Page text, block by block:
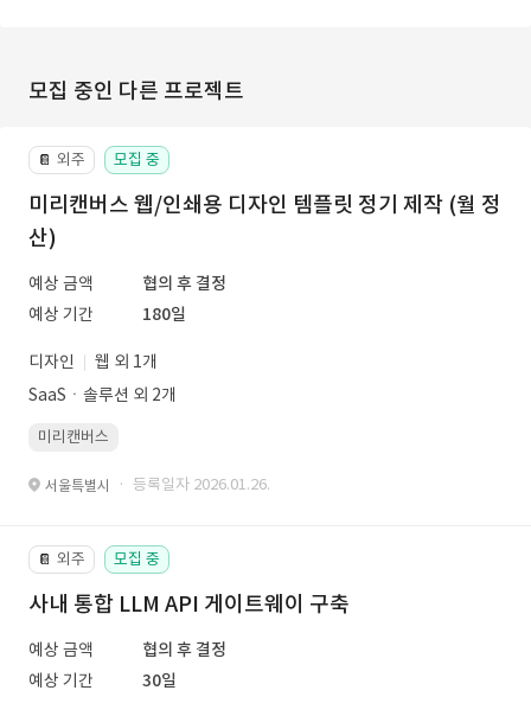
모집 중인 다른 프로젝트
📔 외주 모집 중
미리캔버스 웹/인쇄용 디자인 템플릿 정기 제작 (월 정
산)
예상 금액
협의 후 결정
예상 기간
180일
디자인
웹 외 1개
SaaSㆍ솔루션 외 2개
미리캔버스
서울특별시 · 등록일자 2026.01.26.
📔 외주 모집 중
사내 통합 LLM API 게이트웨이 구축
예상 금액
협의 후 결정
예상 기간
30일